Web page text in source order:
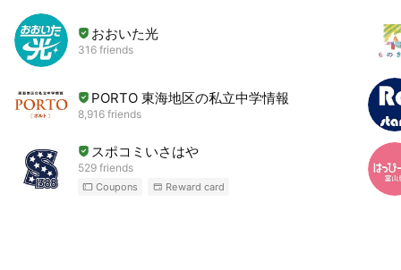
おおいた光
316 friends
PORTO 東海地区の私立中学情報
8,916 friends
スポコミいさはや
529 friends
Coupons Reward card